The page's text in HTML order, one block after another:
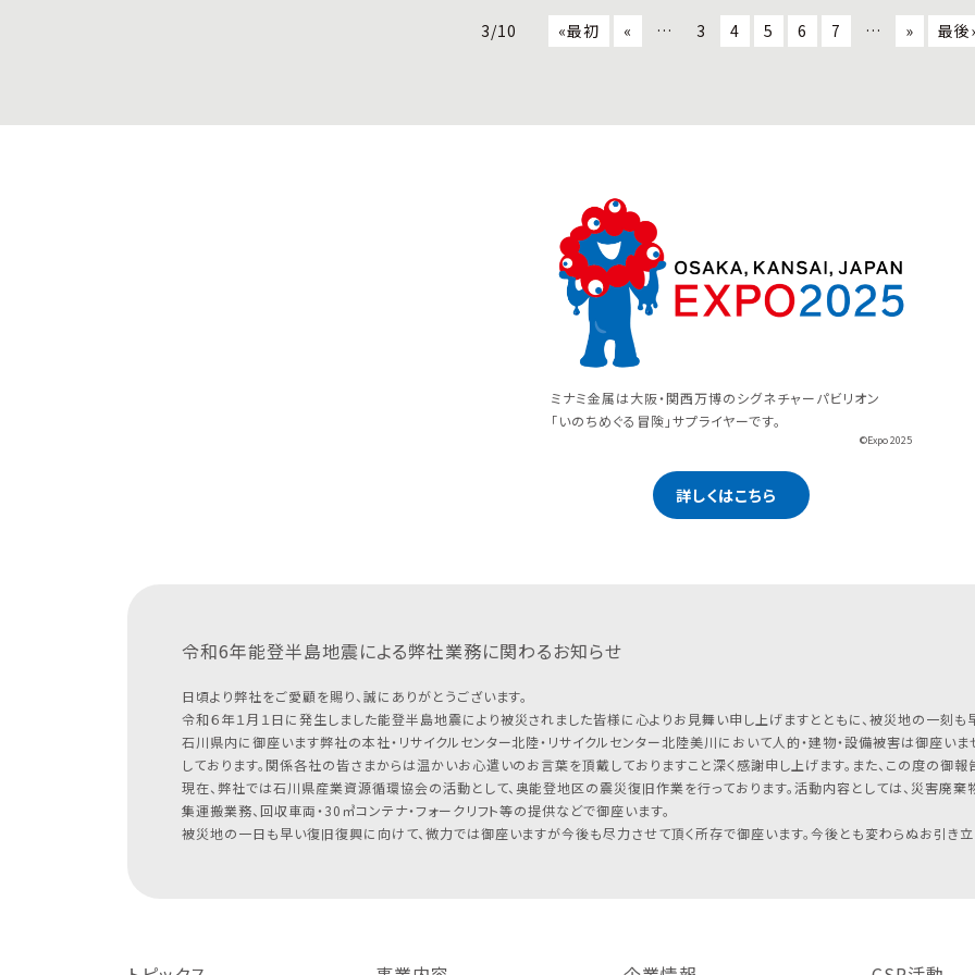
3/10 «最初 « … 3 4 5 6 7 … » 最後
ミナミ金属は大阪・関西万博のシグネチャーパビリオン
「いのちめぐる冒険」サプライヤーです。
©Expo 2025
詳しくはこちら
令和6年能登半島地震による弊社業務に関わるお知らせ
日頃より弊社をご愛顧を賜り、誠にありがとうございます。
令和６年１月１日に発生しました能登半島地震により被災されました皆様に心よりお見舞い申し上げますとともに、被災地の一刻も
石川県内に御座います弊社の本社・リサイクルセンター北陸・リサイクルセンター北陸美川において人的・建物・設備被害は御座い
しております。関係各社の皆さまからは温かいお心遣いのお言葉を頂戴しておりますこと深く感謝申し上げます。また、この度の御報
現在、弊社では石川県産業資源循環協会の活動として、奥能登地区の震災復旧作業を行っております。活動内容としては、災害廃
集運搬業務、回収車両・30㎥コンテナ・フォークリフト等の提供などで御座います。
被災地の一日も早い復旧復興に向けて、微力では御座いますが今後も尽力させて頂く所存で御座います。今後とも変わらぬお引き立